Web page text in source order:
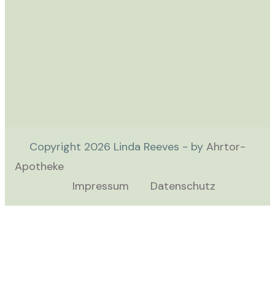
Copyright 2026 Linda Reeves - by Ahrtor-
Apotheke
Impressum
Datenschutz